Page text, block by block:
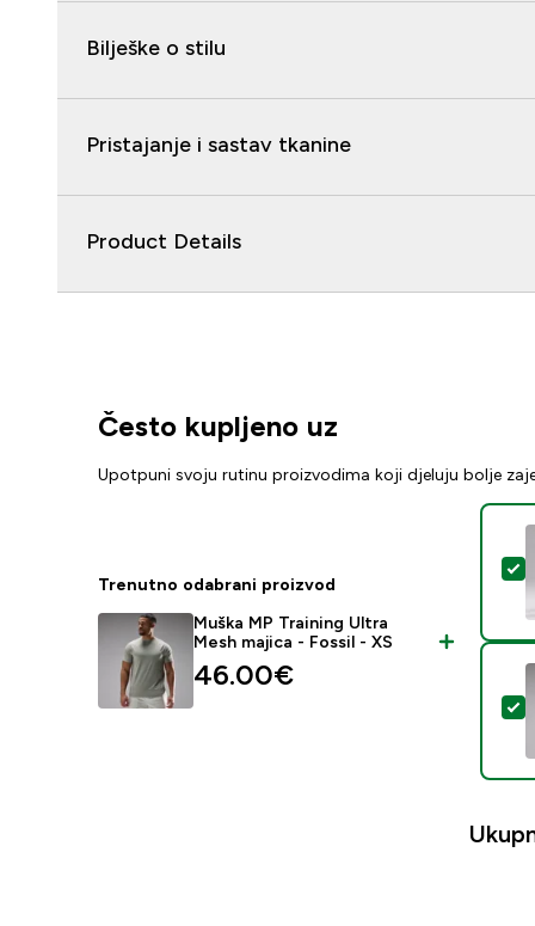
Bilješke o stilu
Pristajanje i sastav tkanine
Product Details
Često kupljeno uz
Upotpuni svoju rutinu proizvodima koji djeluju bolje
Trenutno odabrani proizvod
Muška MP Training Ultra
Mesh majica - Fossil - XS
46.00€‎